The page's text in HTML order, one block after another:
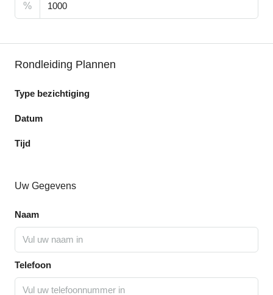
%
Rondleiding Plannen
Type bezichtiging
Datum
Tijd
Uw Gegevens
Naam
Telefoon